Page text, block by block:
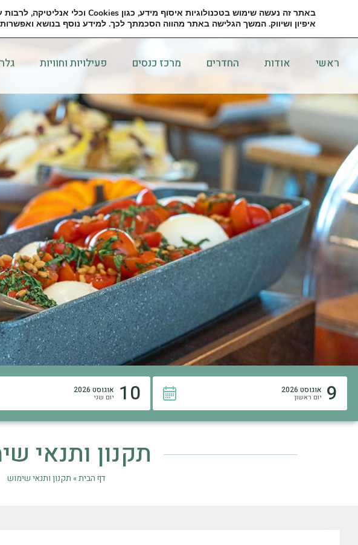
יצירת קשר למידע נוסף ולהזמנות: 02-5347000
ראשי אודות החדרים מרכז כנסים פעילויות וחוויות
9 אוגוסט 2026
יום ראשון 10 אוגוסט 2026
יום שני
תקנון ותנאי
דף הבית» תקנון ותנאי שימוש
באתר זה נעשה שימוש בטכנולוגיות איסוף מידע, כגון Cookies וכלי אנליטיקה,
איפיון ושיווק. המשך הגלישה באתר מהווה הסכמתך לכך. למידע נוסף בנושא